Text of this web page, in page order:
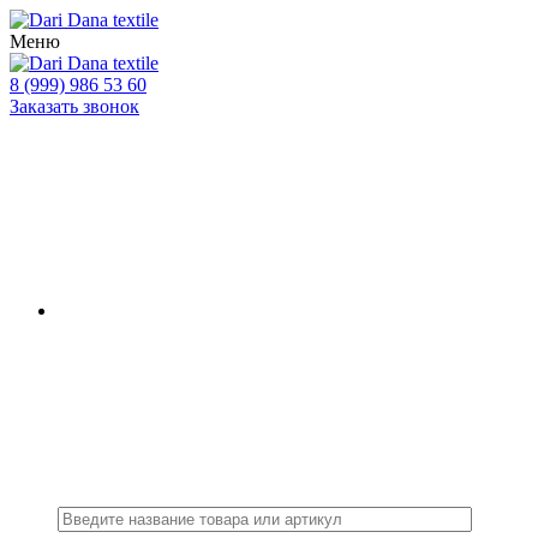
Меню
8 (999) 986 53 60
Заказать звонок